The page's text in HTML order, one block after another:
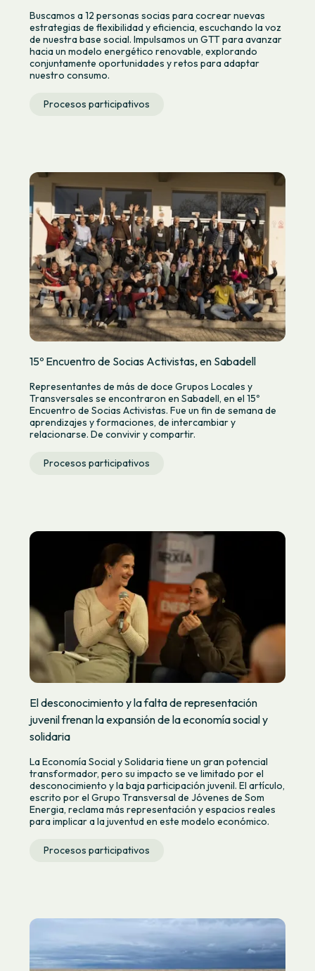
Buscamos a 12 personas socias para cocrear nuevas
estrategias de flexibilidad y eficiencia, escuchando la voz
de nuestra base social. Impulsamos un GTT para avanzar
hacia un modelo energético renovable, explorando
conjuntamente oportunidades y retos para adaptar
nuestro consumo.
Procesos participativos
15º Encuentro de Socias Activistas, en Sabadell
Representantes de más de doce Grupos Locales y
Transversales se encontraron en Sabadell, en el 15º
Encuentro de Socias Activistas. Fue un fin de semana de
aprendizajes y formaciones, de intercambiar y
relacionarse. De convivir y compartir.
Procesos participativos
El desconocimiento y la falta de representación
juvenil frenan la expansión de la economía social y
solidaria
La Economía Social y Solidaria tiene un gran potencial
transformador, pero su impacto se ve limitado por el
desconocimiento y la baja participación juvenil. El artículo,
escrito por el Grupo Transversal de Jóvenes de Som
Energia, reclama más representación y espacios reales
para implicar a la juventud en este modelo económico.
Procesos participativos